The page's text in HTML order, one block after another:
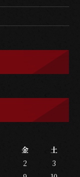
金
土
2
3